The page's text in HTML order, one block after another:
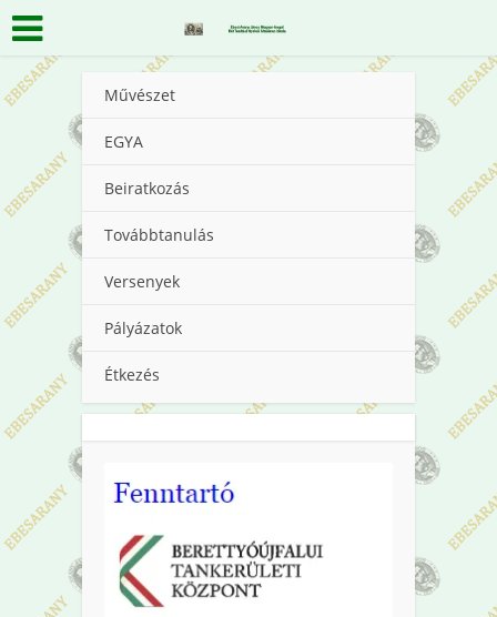
Művészet
EGYA
Beiratkozás
Továbbtanulás
Versenyek
Pályázatok
Étkezés